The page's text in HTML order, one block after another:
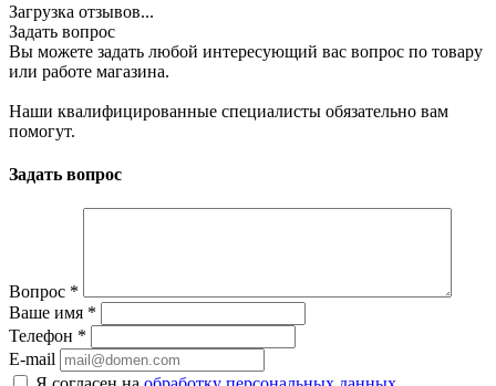
Загрузка отзывов...
Задать вопрос
Вы можете задать любой интересующий вас вопрос по товару
или работе магазина.
Наши квалифицированные специалисты обязательно вам
помогут.
Задать вопрос
Вопрос *
Ваше имя *
Телефон *
E-mail